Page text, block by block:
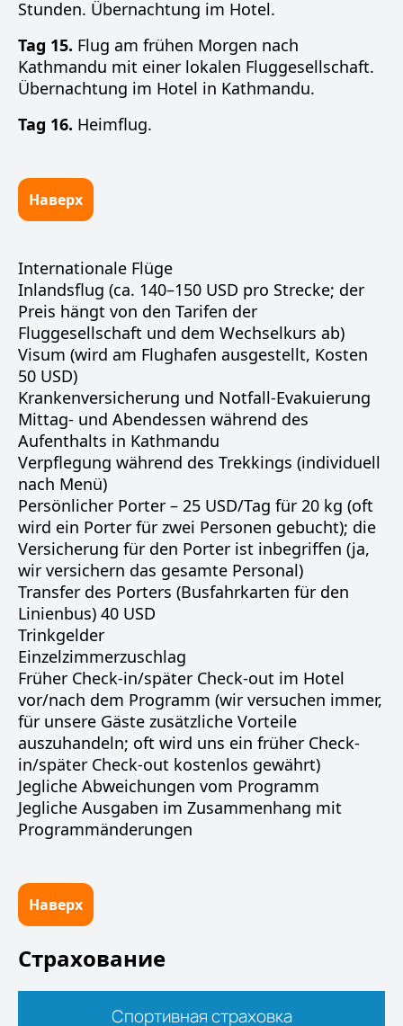
Stunden. Übernachtung im Hotel.
Tag 15. Flug am frühen Morgen nach
Kathmandu mit einer lokalen Fluggesellschaft.
Übernachtung im Hotel in Kathmandu.
Tag 16. Heimflug.
Наверх
Internationale Flüge
Inlandsflug (ca. 140–150 USD pro Strecke; der
Preis hängt von den Tarifen der
Fluggesellschaft und dem Wechselkurs ab)
Visum (wird am Flughafen ausgestellt, Kosten
50 USD)
Krankenversicherung und Notfall-Evakuierung
Mittag- und Abendessen während des
Aufenthalts in Kathmandu
Verpflegung während des Trekkings (individuell
nach Menü)
Persönlicher Porter – 25 USD/Tag für 20 kg (oft
wird ein Porter für zwei Personen gebucht); die
Versicherung für den Porter ist inbegriffen (ja,
wir versichern das gesamte Personal)
Transfer des Porters (Busfahrkarten für den
Linienbus) 40 USD
Trinkgelder
Einzelzimmerzuschlag
Früher Check-in/später Check-out im Hotel
vor/nach dem Programm (wir versuchen immer,
für unsere Gäste zusätzliche Vorteile
auszuhandeln; oft wird uns ein früher Check-
in/später Check-out kostenlos gewährt)
Jegliche Abweichungen vom Programm
Jegliche Ausgaben im Zusammenhang mit
Programmänderungen
Наверх
Страхование